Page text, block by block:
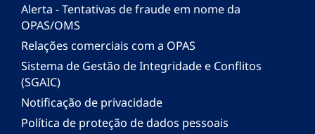
Alerta - Tentativas de fraude em nome da
OPAS/OMS
Relações comerciais com a OPAS
Sistema de Gestão de Integridade e Conflitos
(SGAIC)
Notificação de privacidade
Política de proteção de dados pessoais